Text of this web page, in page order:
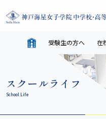
受験生の方へ 在
スクールライフ
School Life